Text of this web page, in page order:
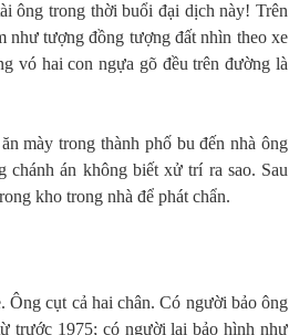
ông trong thời buổi đại dịch này! Trên
như tượng đồng tượng đất nhìn theo xe
vó hai con ngựa gõ đều trên đường là
mày trong thành phố bu đến nhà ông
án không biết xử trí ra sao. Sau
kho trong nhà để phát chẩn.
cụt cả hai chân. Có người bảo ông
trước 1975; có người lại bảo hình như